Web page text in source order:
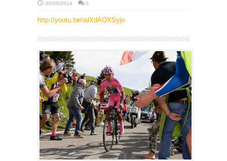
30/05/2014
0
http://youtu.be/odXdAOXSyjo